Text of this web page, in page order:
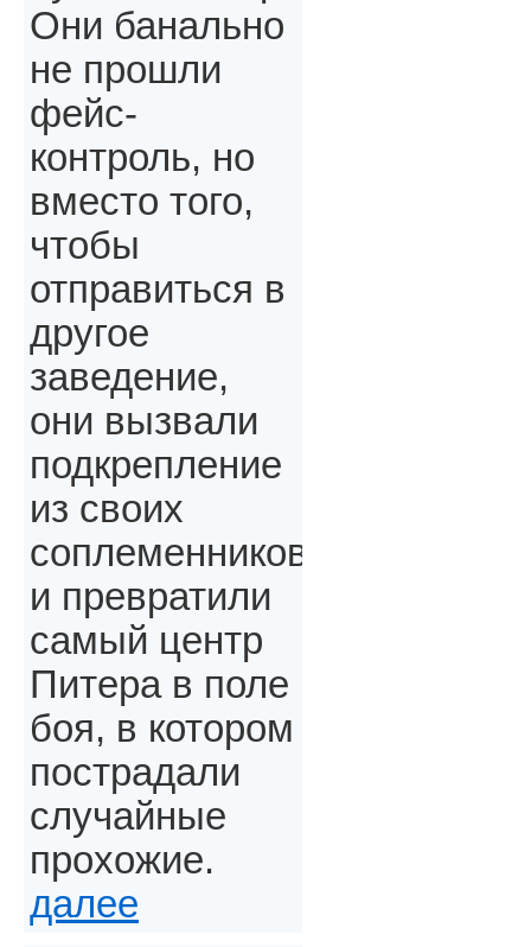
Они банально
не прошли
фейс-
контроль, но
вместо того,
чтобы
отправиться в
другое
заведение,
они вызвали
подкрепление
из своих
соплеменников
и превратили
самый центр
Питера в поле
боя, в котором
пострадали
случайные
прохожие.
далее